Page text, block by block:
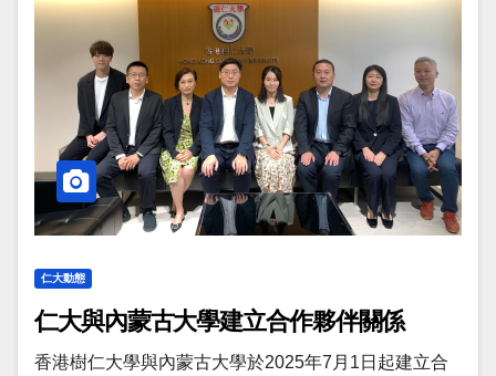
仁大動態
仁大與內蒙古大學建立合作夥伴關係
香港樹仁大學與內蒙古大學於2025年7月1日起建立合